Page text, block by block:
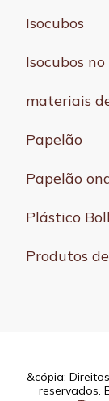
Isocubos
Isocubos
materiais
Papelão
Papelão
Plástico
Produtos
&cópia;
reservados.